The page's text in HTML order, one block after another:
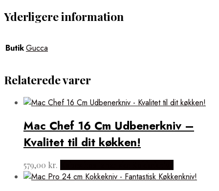
Yderligere information
ButikGucca
Relaterede varer
Mac Chef 16 Cm Udbenerkniv –
Kvalitet til dit køkken!
579,00 kr.